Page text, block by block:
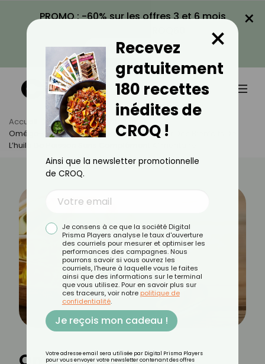
PROMO : -60% sur les offres 3 et 6 mois
VOIR LA PROMO
×
Accueil Actus
Alimentation
Oméga-3 Naturels : 5 Astuces Pour Profiter Des Bienfaits De
L’huile De Poisson Sans Complément Alimentaire
Recevez
gratuitement
180 recettes
inédites de
CROQ !
×
Ainsi que la newsletter promotionnelle
de CROQ.
Je consens à ce que la société Digital
Prisma Players analyse le taux d'ouverture
des courriels pour mesurer et optimiser les
performances des campagnes. Nous
pourrons savoir si vous ouvrez les
courriels, l'heure à laquelle vous le faites
ainsi que des informations sur le terminal
que vous utilisez. Pour en savoir plus sur
ces traceurs, voir notre politique de
confidentialité.
Je reçois mon cadeau !
Votre adresse email sera utilisée par Digital Prisma Players
pour vous envoyer votre newsletter contenant des offres